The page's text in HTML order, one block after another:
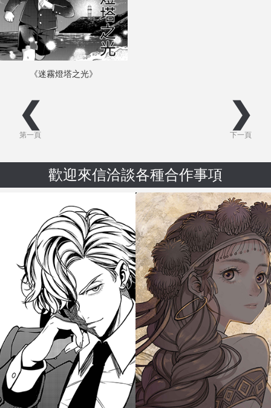
《迷霧燈塔之光》
❮
第一頁
❯
下一頁
歡迎來信洽談各種合作事項